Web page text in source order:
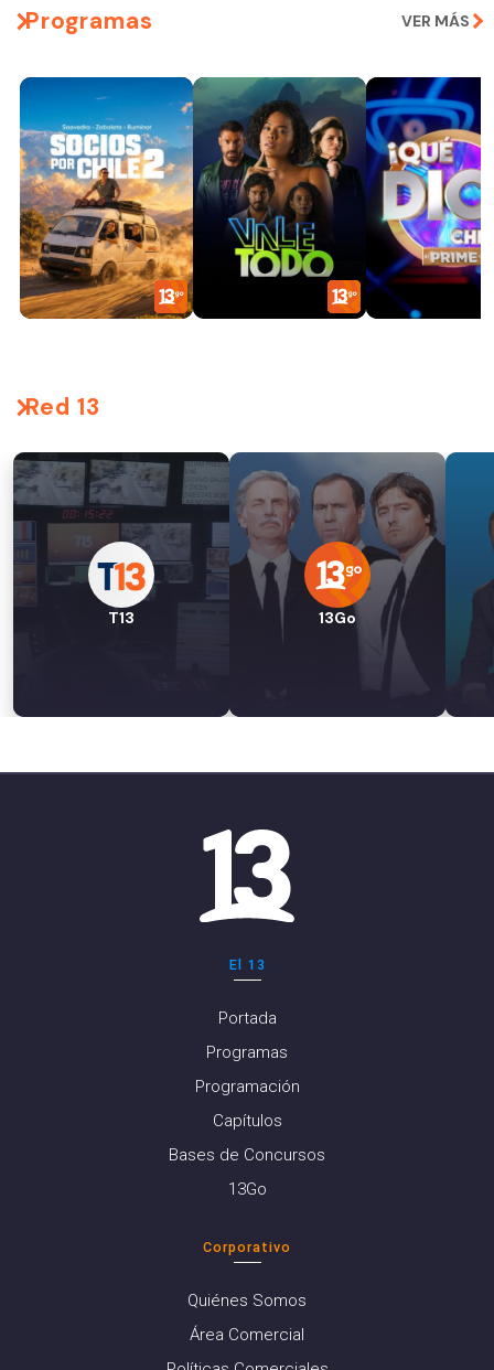
Programas VER MÁS
Red 13
T13 13Go
El 13
Portada
Programas
Programación
Capítulos
Bases de Concursos
13Go
Corporativo
Quiénes Somos
Área Comercial